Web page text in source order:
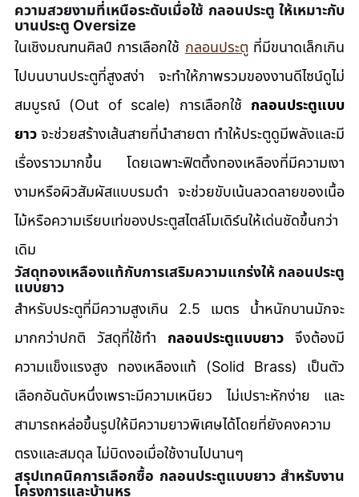
ความสวยงามที่เหนือระดับเมื่อใช้ กลอนประตู ให้เหมาะกับ
บานประตู Oversize
ในเชิงมณฑนศิลป์ การเลือกใช้ กลอนประตู ที่มีขนาดเล็กเกิน
ไปบนบานประตูที่สูงสง่า จะทำให้ภาพรวมของงานดีไซน์ดูไม่
สมบูรณ์ (Out of scale) การเลือกใช้ กลอนประตูแบบ
ยาว จะช่วยสร้างเส้นสายที่นำสายตา ทำให้ประตูดูมีพลังและมี
เรื่องราวมากขึ้น โดยเฉพาะฟิตติ้งทองเหลืองที่มีความเงา
งามหรือผิวสัมผัสแบบรมดำ จะช่วยขับเน้นลวดลายของเนื้อ
ไม้หรือความเรียบเท่ของประตูสไตล์โมเดิร์นให้เด่นชัดขึ้นกว่า
เดิม
วัสดุทองเหลืองแท้กับการเสริมความแกร่งให้ กลอนประตู
แบบยาว
สำหรับประตูที่มีความสูงเกิน 2.5 เมตร น้ำหนักบานมักจะ
มากกว่าปกติ วัสดุที่ใช้ทำ กลอนประตูแบบยาว จึงต้องมี
ความแข็งแรงสูง ทองเหลืองแท้ (Solid Brass) เป็นตัว
เลือกอันดับหนึ่งเพราะมีความเหนียว ไม่เปราะหักง่าย และ
สามารถหล่อขึ้นรูปให้มีความยาวพิเศษได้โดยที่ยังคงความ
ตรงและสมดุล ไม่บิดงอเมื่อใช้งานไปนานๆ
สรุปเทคนิคการเลือกซื้อ กลอนประตูแบบยาว สำหรับงาน
โครงการและบ้านหรู